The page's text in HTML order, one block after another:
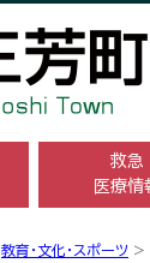
救急
医療情
教育・文化・スポーツ >